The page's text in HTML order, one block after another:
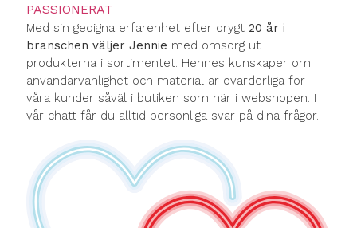
PASSIONERAT
Med sin gedigna erfarenhet efter drygt 20 år i
branschen väljer Jennie med omsorg ut
produkterna i sortimentet. Hennes kunskaper om
användarvänlighet och material är ovärderliga för
våra kunder såväl i butiken som här i webshopen. I
vår chatt får du alltid personliga svar på dina frågor.